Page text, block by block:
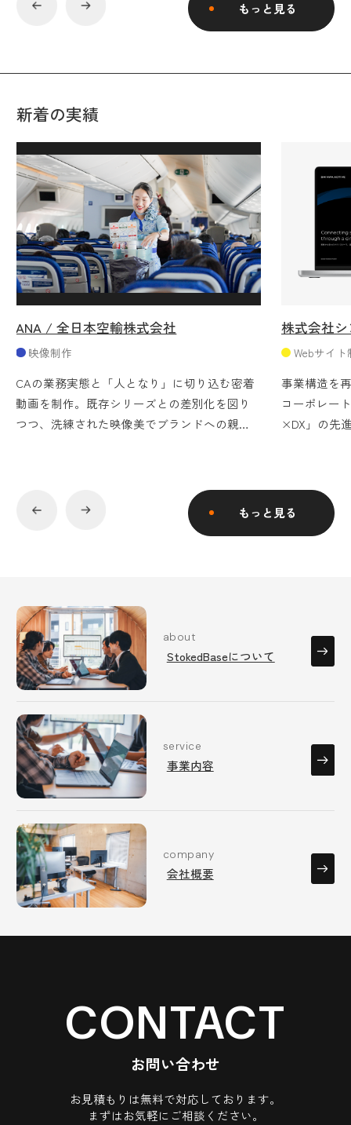
もっと見る
新着の実績
ANA / 全日本空輸株式会社
映像制作
CAの業務実態と「人となり」に切り込む密着
動画を制作。既存シリーズとの差別化を図り
つつ、洗練された映像美でブランドへの親近
株式会社
Webサイト
事業構造を
コーポレー
×DX」の先
もっと見る
about
StokedBaseについて
service
事業内容
company
会社概要
CONTACT
お問い合わせ
お見積もりは無料で対応しております。
まずはお気軽にご相談ください。